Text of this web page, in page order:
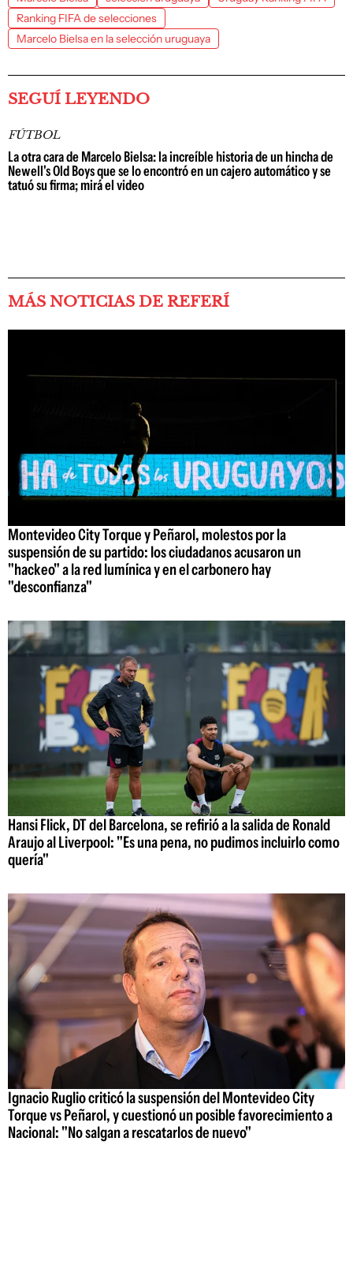
Ranking FIFA de selecciones
Marcelo Bielsa en la selección uruguaya
SEGUÍ LEYENDO
FÚTBOL
La otra cara de Marcelo Bielsa: la increíble historia de un hincha de
Newell's Old Boys que se lo encontró en un cajero automático y se
tatuó su firma; mirá el video
MÁS NOTICIAS DE REFERÍ
Montevideo City Torque y Peñarol, molestos por la
suspensión de su partido: los ciudadanos acusaron un
"hackeo" a la red lumínica y en el carbonero hay
"desconfianza"
Hansi Flick, DT del Barcelona, se refirió a la salida de Ronald
Araujo al Liverpool: "Es una pena, no pudimos incluirlo como
quería"
Ignacio Ruglio criticó la suspensión del Montevideo City
Torque vs Peñarol, y cuestionó un posible favorecimiento a
Nacional: "No salgan a rescatarlos de nuevo"